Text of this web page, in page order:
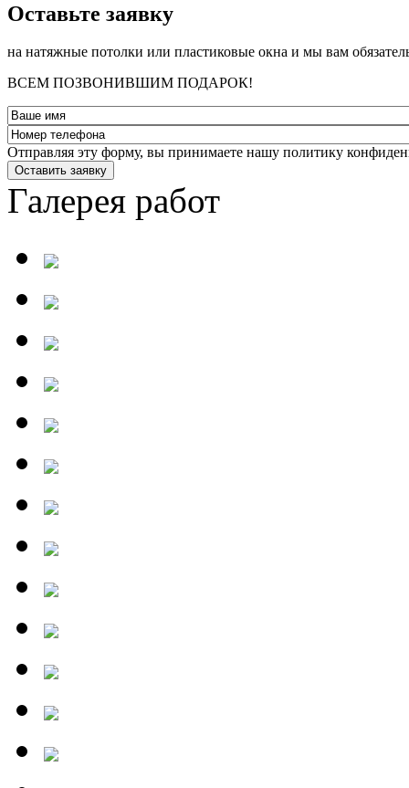
­Оставьте заявку
на натяжные потолки или пластиковые окна и мы вам
ВСЕМ ПОЗВОНИВШИМ ПОДАРОК!
Отправляя эту форму, вы принимаете нашу политику
Оставить заявку
Галерея работ